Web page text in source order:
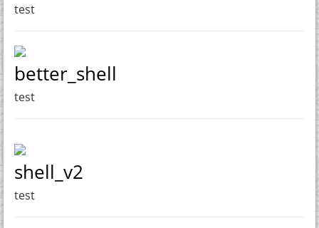
test
better_shell
test
shell_v2
test